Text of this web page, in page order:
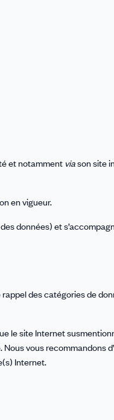
et notamment viason site
en vigueur.
données) et
des catégories de
le site Internet
vous recommandons
Internet.